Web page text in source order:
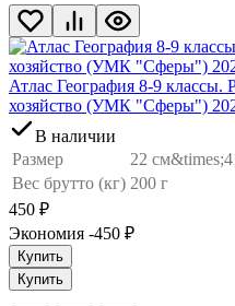
Атлас География 8-9 классы.
хозяйство (УМК "Сферы")
В наличии
Размер
22
Вес брутто (кг) 200 г
450 ₽
Экономия -450 ₽
Купить
Купить